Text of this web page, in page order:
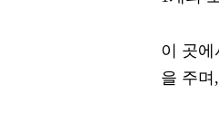
이 곳
을 주